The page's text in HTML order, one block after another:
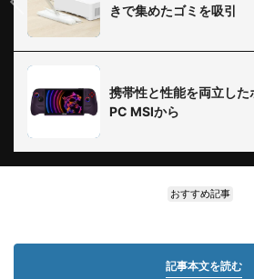
きで集めたゴミを吸引
携帯性と性能を両立し
PC MSIから
おすすめ記事
記事本文を読む